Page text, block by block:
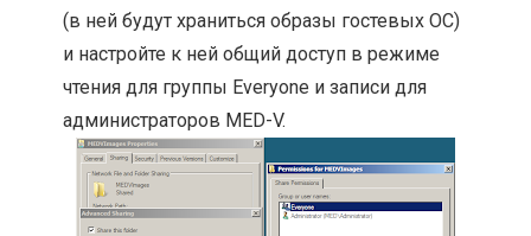
(в ней будут храниться образы гостевых ОС)
и настройте к ней общий доступ в режиме
чтения для группы Everyone и записи для
администраторов MED-V.